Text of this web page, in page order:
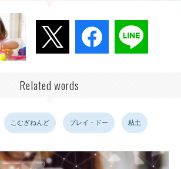
Related words
こむぎねんど プレイ・ドー 粘土